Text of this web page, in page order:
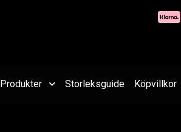
Produkter Storleksguide Köpvillkor